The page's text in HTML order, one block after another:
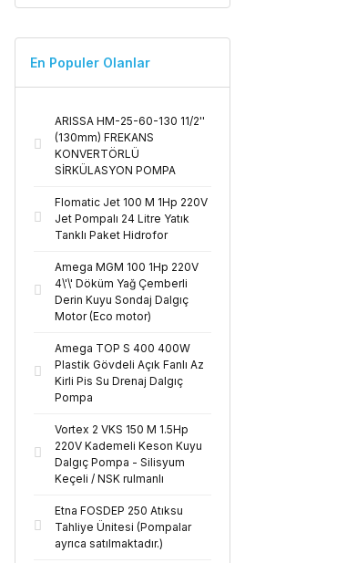
En Populer Olanlar
ARISSA HM-25-60-130 11/2''
(130mm) FREKANS
KONVERTÖRLÜ
SİRKÜLASYON POMPA
Flomatic Jet 100 M 1Hp 220V
Jet Pompalı 24 Litre Yatık
Tanklı Paket Hidrofor
Amega MGM 100 1Hp 220V
4\'\' Döküm Yağ Çemberli
Derin Kuyu Sondaj Dalgıç
Motor (Eco motor)
Amega TOP S 400 400W
Plastik Gövdeli Açık Fanlı Az
Kirli Pis Su Drenaj Dalgıç
Pompa
Vortex 2 VKS 150 M 1.5Hp
220V Kademeli Keson Kuyu
Dalgıç Pompa - Silisyum
Keçeli / NSK rulmanlı
Etna FOSDEP 250 Atıksu
Tahliye Ünitesi (Pompalar
ayrıca satılmaktadır.)